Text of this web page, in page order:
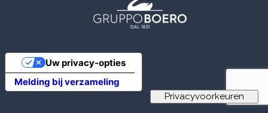
Melding bij verzameling
Uw privacy-opties